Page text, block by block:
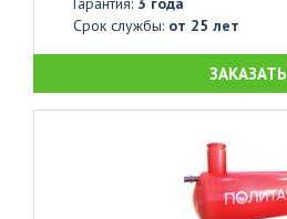
Срок службы: от 25 лет
ЗАКАЗАТЬ